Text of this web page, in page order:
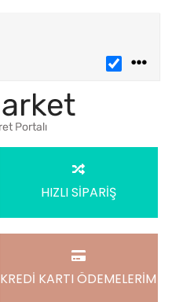
HIZLI SİPARİŞ
KREDİ KARTI ÖDEMELERİM